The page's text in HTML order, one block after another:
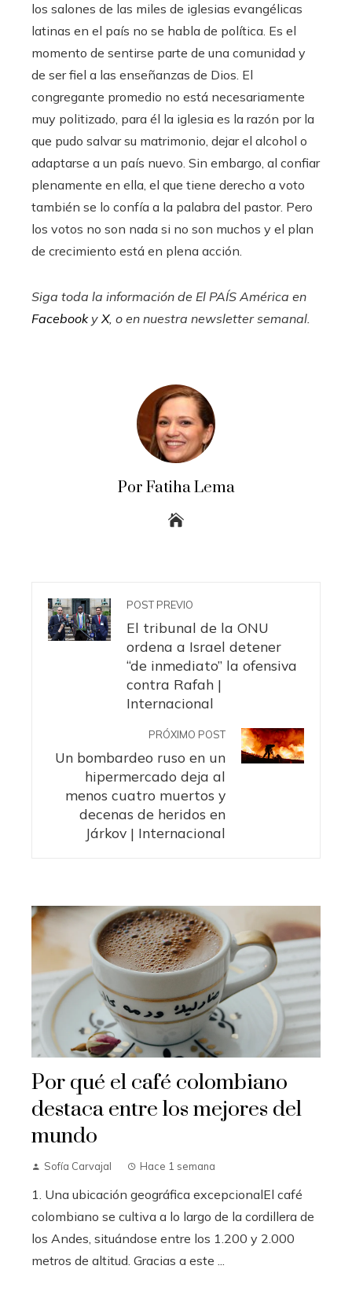
los salones de las miles de iglesias evangélicas
latinas en el país no se habla de política. Es el
momento de sentirse parte de una comunidad y
de ser fiel a las enseñanzas de Dios. El
congregante promedio no está necesariamente
muy politizado, para él la iglesia es la razón por la
que pudo salvar su matrimonio, dejar el alcohol o
adaptarse a un país nuevo. Sin embargo, al confiar
plenamente en ella, el que tiene derecho a voto
también se lo confía a la palabra del pastor. Pero
los votos no son nada si no son muchos y el plan
de crecimiento está en plena acción.
Siga toda la información de El PAÍS América en
FacebookyX, o en nuestra newsletter semanal.
Por Fatiha Lema
POST PREVIO
El tribunal de la ONU
ordena a Israel detener
“de inmediato” la ofensiva
contra Rafah |
Internacional
PRÓXIMO POST
Un bombardeo ruso en un
hipermercado deja al
menos cuatro muertos y
decenas de heridos en
Járkov | Internacional
Por qué el café colombiano
destaca entre los mejores del
mundo
Sofía Carvajal Hace 1 semana
1. Una ubicación geográfica excepcionalEl café
colombiano se cultiva a lo largo de la cordillera de
los Andes, situándose entre los 1.200 y 2.000
metros de altitud. Gracias a este ...